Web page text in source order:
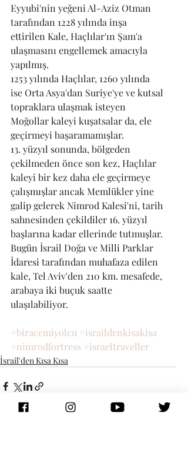
Eyyubi'nin yeğeni Al-Aziz Otman
tarafından 1228 yılında inşa
ettirilen Kale, Haçlılar'ın Şam'a
ulaşmasını engellemek amacıyla
yapılmış.
1253 yılında Haçlılar, 1260 yılında
ise Orta Asya'dan Suriye'ye ve kutsal
topraklara ulaşmak isteyen
Moğollar kaleyi kuşatsalar da, ele
geçirmeyi başaramamışlar.
13. yüzyıl sonunda, bölgeden
çekilmeden önce son kez, Haçlılar
kaleyi bir kez daha ele geçirmeye
çalışmışlar ancak Memlükler yine
galip gelerek Nimrod Kalesi'ni, tarih
sahnesinden çekildiler 16. yüzyıl
başlarına kadar ellerinde tutmuşlar.
Bugün İsrail Doğa ve Milli Parklar
İdaresi tarafından muhafaza edilen
kale, Tel Aviv'den 210 km. mesafede,
arabaya iki buçuk saatte
ulaşılabiliyor.
#biracemiyolcu #israildenkisakisa
#nimrodfortress #israeltraveller
İsrail'den Kısa Kısa